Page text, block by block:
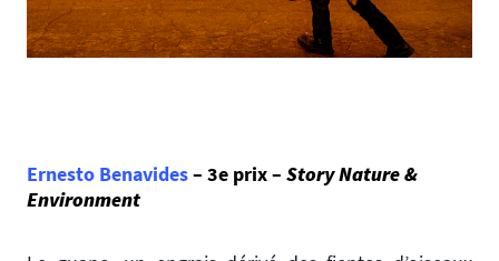
Ernesto Benavides– 3e prix – Story Nature &
Environment